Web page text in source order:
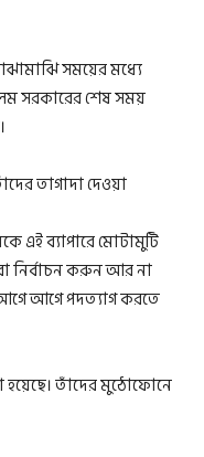
সময়ের মধ্যে
সরকারের শেষ সময়
তাগাদা দেওয়া
এই ব্যাপারে মোটামুটি
নির্বাচন করুন আর না
আগে পদত্যাগ করতে
তাঁদের মুঠোফোনে